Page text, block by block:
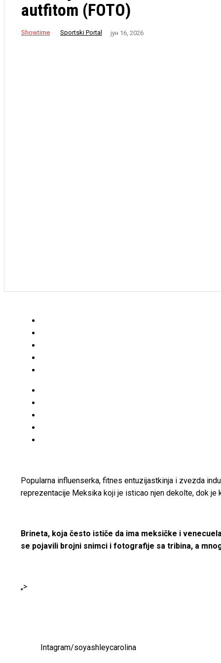
autfitom (FOTO)
Showtime Sportski Portal јун 16, 2026
Popularna influenserka, fitnes entuzijastkinja i zvezda
reprezentacije Meksika koji je isticao njen dekolte, dok je
Brineta, koja često ističe da ima meksičke i
se pojavili brojni snimci i fotografije sa tribina, a
„>
Intagram/soyashleycarolina